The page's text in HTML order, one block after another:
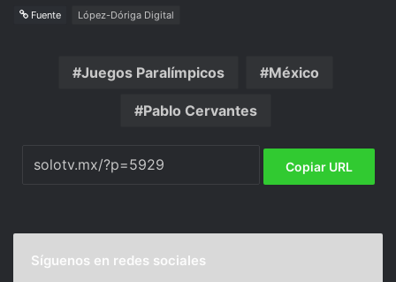
Fuente López-Dóriga Digital
Juegos Paralímpicos México
Pablo Cervantes
Copiar URL
Síguenos en redes sociales